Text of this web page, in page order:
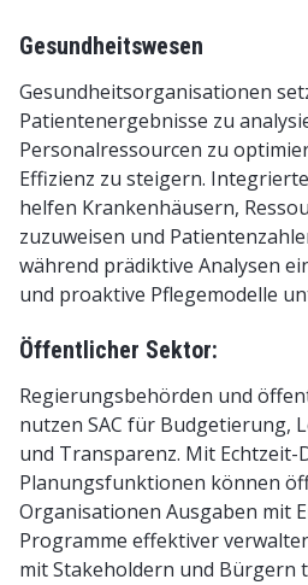
Gesundheitswesen
Gesundheitsorganisationen
Patientenergebnisse zu
Personalressourcen zu
Effizienz zu steigern.
helfen Krankenhäusern,
zuzuweisen und
während prädiktive Analysen
und proaktive Pflegemodelle
Öffentlicher Sektor:
Regierungsbehörden und
nutzen SAC für Budgetierung,
und Transparenz. Mit Echtzeit-
Planungsfunktionen können
Organisationen Ausgaben mit
Programme effektiver
mit Stakeholdern und Bürgern